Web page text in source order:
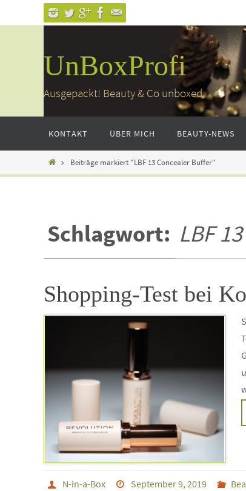
Inhalt
UnBoxProfi
Ausgepackt! Beauty & Co unboxed
springen
KONTAKT ÜBER MICH BEAUTY-NEWS
HomeBeiträge markiert "LBF 13 Concealer Buffer"
Schlagwort: LBF
Shopping-Test bei
N-in-a-Box September 9, 2019